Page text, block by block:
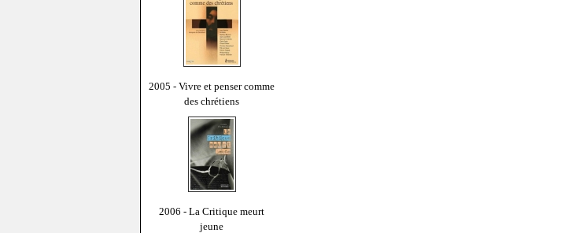
2005 - Vivre et penser comme
des chrétiens
2006 - La Critique meurt
jeune